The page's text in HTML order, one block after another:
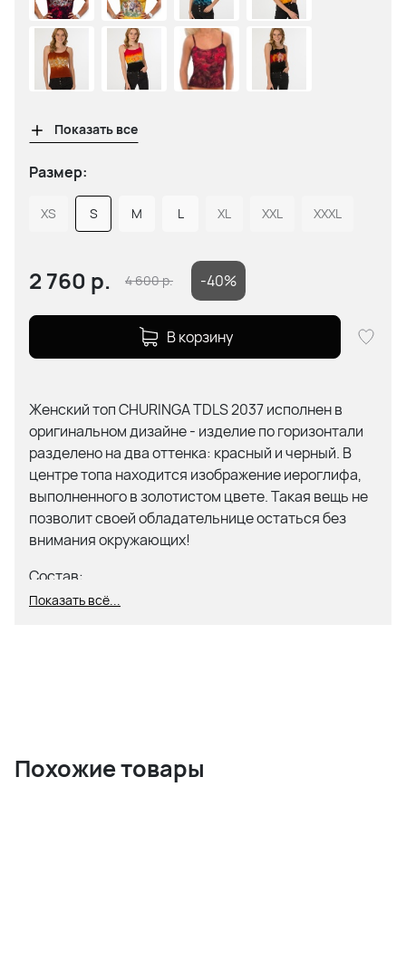
Показать все
Размер:
XS S M L XL XXL XXXL
2 760 р. 4 600р. -40%
В корзину
Женский топ CHURINGA TDLS 2037 исполнен в
оригинальном дизайне - изделие по горизонтали
разделено на два оттенка: красный и черный. В
центре топа находится изображение иероглифа,
выполненного в золотистом цвете. Такая вещь не
позволит своей обладательнице остаться без
внимания окружающих!
Состав:
92% Хлопок
Показать всё...
Похожие товары